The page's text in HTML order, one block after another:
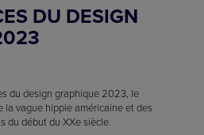
DU DESIGN
du design graphique 2023, le
la vague hippie américaine et des
du début du XXe siècle.